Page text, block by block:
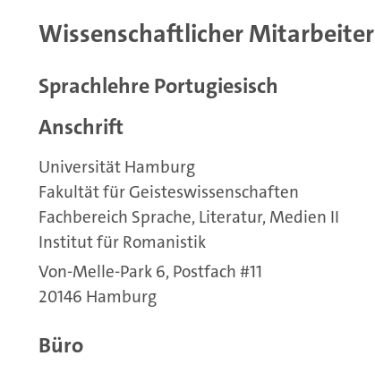
Wissenschaftlicher Mitarbeiter
Sprachlehre Portugiesisch
Anschrift
Universität Hamburg
Fakultät für Geisteswissenschaften
Fachbereich Sprache, Literatur, Medien II
Institut für Romanistik
Von-Melle-Park 6, Postfach #11
20146 Hamburg
Büro